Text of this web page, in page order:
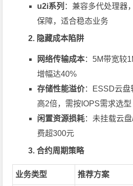
u2i系列 ：兼容多代处理器
保障，适合稳态业务
2. 隐藏成本陷阱
网络传输成本：5M带宽较
增幅达40%
存储性能溢价：ESSD云盘
高2倍，需按IOPS需求选型
闲置资源损耗：未挂载云
费超300元
3. 合约周期策略
业务类型 推荐方案